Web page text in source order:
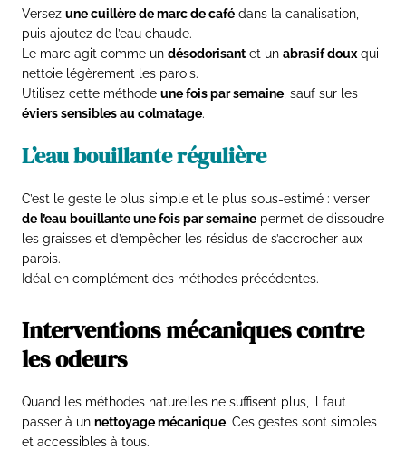
Versez une cuillère de marc de café dans la canalisation,
puis ajoutez de l’eau chaude.
Le marc agit comme un désodorisant et un abrasif doux qui
nettoie légèrement les parois.
Utilisez cette méthode une fois par semaine , sauf sur les
éviers sensibles au colmatage.
L’eau bouillante régulière
C’est le geste le plus simple et le plus sous-estimé : verser
de l’eau bouillante une fois par semaine permet de dissoudre
les graisses et d’empêcher les résidus de s’accrocher aux
parois.
Idéal en complément des méthodes précédentes.
Interventions mécaniques contre
les odeurs
Quand les méthodes naturelles ne suffisent plus, il faut
passer à un nettoyage mécanique. Ces gestes sont simples
et accessibles à tous.